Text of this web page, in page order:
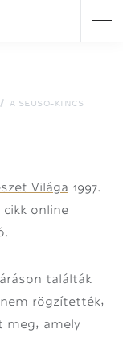
A SEUSO-KINCS
Világa 1997.
online
találták
rögzítették,
meg, amely